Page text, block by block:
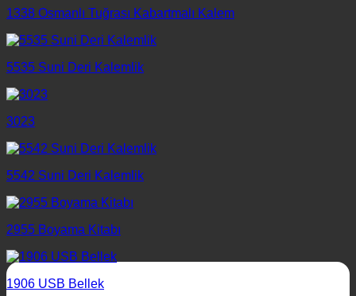
1338 Osmanlı Tuğrası Kabartmalı Kalem
5535 Suni Deri Kalemlik
3023
5542 Suni Deri Kalemlik
2955 Boyama Kitabı
1906 USB Bellek